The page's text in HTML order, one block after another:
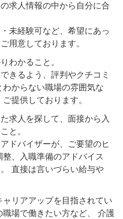
求人情報の中から自分に合
未経験可など、希望にあっ
用意しております。
わかること。
きるよう、評判やクチコミ
からない職場の雰囲気な
提供しております。
求人を探して、面接から入
と。
ドバイザーが、ご要望のヒ
、入職準備のアドバイス
直接は言いづらい給与や
リアアップを目指されてい
場で働きたい方など、 介護